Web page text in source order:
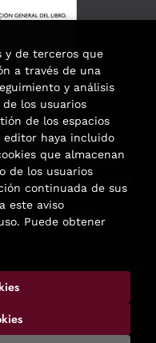
recibido una ayuda
de las librerías de
de Madrid
al año 2025.
Derechos Reservados |
y de terceros que
a través de una
y análisis
los usuarios
de los espacios
editor haya incluido
que almacenan
de los usuarios
continuada de sus
este aviso
Puede obtener